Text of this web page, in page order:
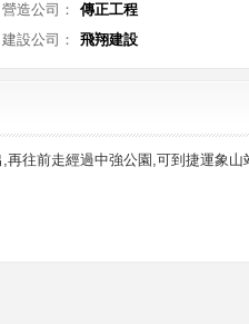
營造公司：
傳正工程
建設公司： 飛翔建設
往前走經過中強公園,可到捷運象山